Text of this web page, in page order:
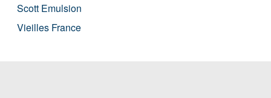
Scott Emulsion
Vieilles France